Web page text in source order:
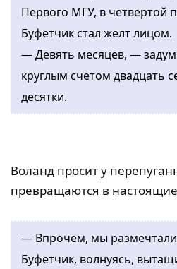
Первого МГУ, в четвертой
Буфетчик стал желт лицом.
— Девять месяцев, —
круглым счетом двадцать
десятки.
Воланд просит у
превращаются в
— Впрочем, мы
Буфетчик, волнуясь,